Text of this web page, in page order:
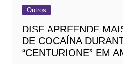
Outros
DISE APREENDE
DE COCAÍNA
“CENTURIONE” EM